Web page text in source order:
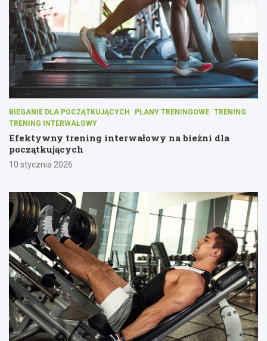
BIEGANIE DLA POCZĄTKUJĄCYCH PLANY TRENINGOWE TRENING
TRENING INTERWAŁOWY
Efektywny trening interwałowy na bieżni dla
początkujących
10 stycznia 2026